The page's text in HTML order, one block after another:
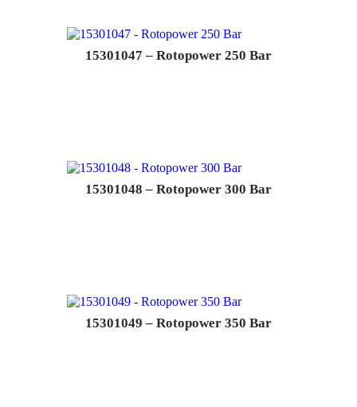
15301047 – Rotopower 250 Bar
15301048 – Rotopower 300 Bar
15301049 – Rotopower 350 Bar